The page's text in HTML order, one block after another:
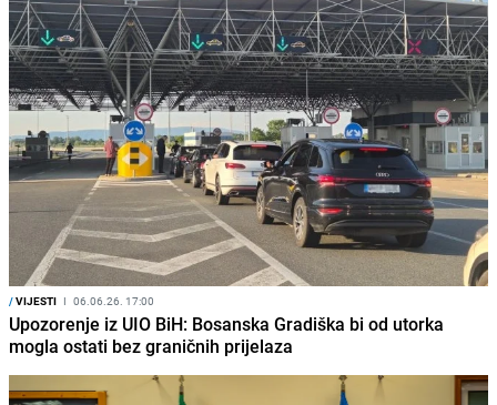
/VIJESTI I 06.06.26. 17:00
Upozorenje iz UIO BiH: Bosanska Gradiška bi od utorka
mogla ostati bez graničnih prijelaza